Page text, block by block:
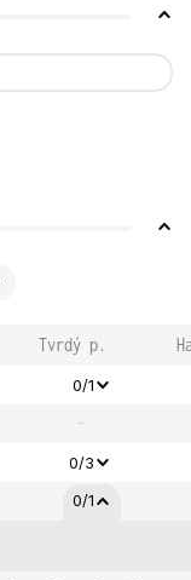
Tvrdý p.
0/1
-
0/3
0/1